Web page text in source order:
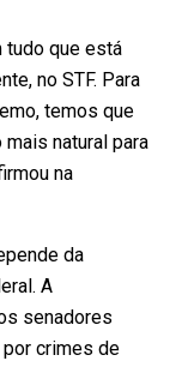
tudo que está
no STF. Para
temos que
natural para
na
da
A
senadores
crimes de